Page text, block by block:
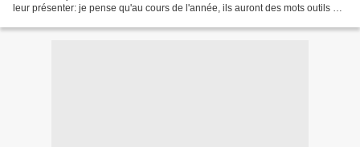
leur présenter: je pense qu'au cours de l'année, ils auront des mots outils à